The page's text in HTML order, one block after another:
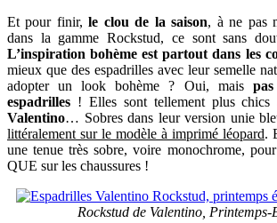
Et pour finir,le clou de la saison, à ne pas
dans la gamme Rockstud, ce sont sans
L’inspiration bohème est partout dans les
mieux que des espadrilles avec leur semelle
adopter un look bohème ? Oui, mais
espadrilles ! Elles sont tellement plus chics
Valentino… Sobres dans leur version unie
littéralement sur le modèle à imprimé léopard.
une tenue très sobre, voire monochrome,
QUE sur les chaussures !
Rockstud de Valentino, Printemps-